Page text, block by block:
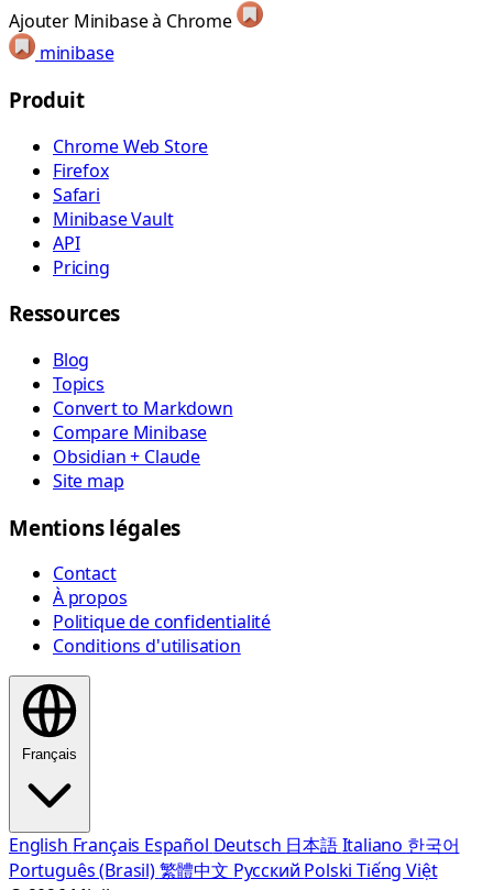
Ajouter Minibase à Chrome
minibase
Produit
Chrome Web Store
Firefox
Safari
Minibase Vault
API
Pricing
Ressources
Blog
Topics
Convert to Markdown
Compare Minibase
Obsidian + Claude
Site map
Mentions légales
Contact
À propos
Politique de confidentialité
Conditions d'utilisation
Français
English Français Español Deutsch 日本語Italiano 한국어
Português (Brasil)繁體中文 Русский PolskiTiếng Việt